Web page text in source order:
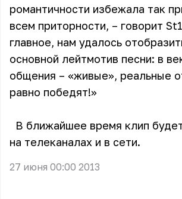
романтичности избежала так
всем приторности, – говорит
главное, нам удалось
основной лейтмотив песни: в
общения – «живые», реальные
равно победят!»
В ближайшее время клип
на телеканалах и в сети.
27 июня 00:00 2013